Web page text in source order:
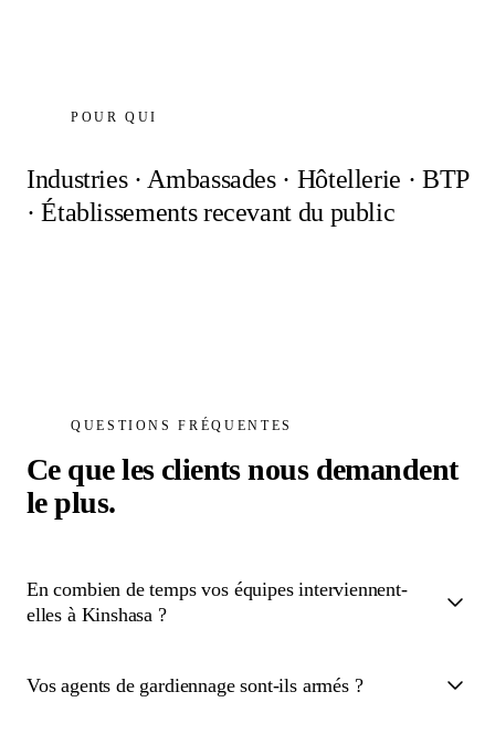
POUR QUI
Industries · Ambassades · Hôtellerie · BTP
· Établissements recevant du public
QUESTIONS FRÉQUENTES
Ce que les clients nous demandent
le plus.
En combien de temps vos équipes interviennent-
elles à Kinshasa ?
Vos agents de gardiennage sont-ils armés ?